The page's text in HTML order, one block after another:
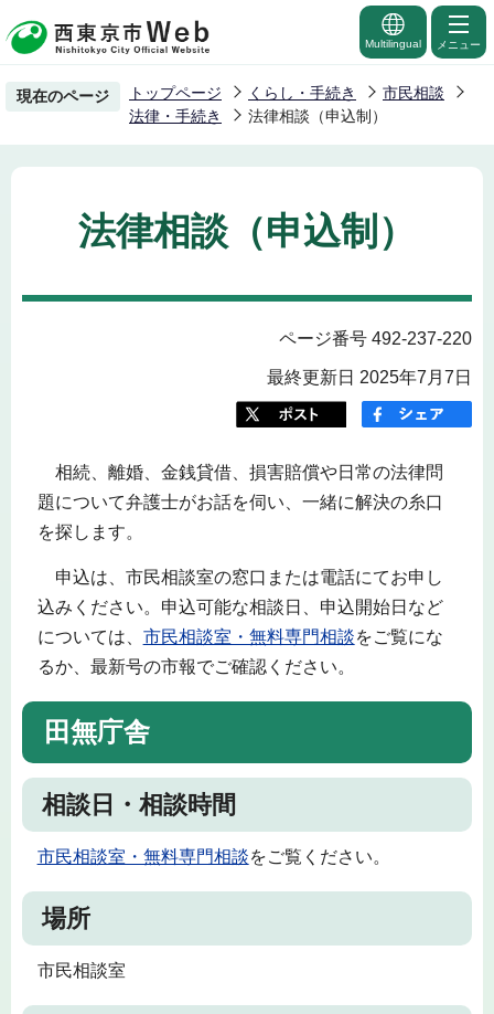
の
ー
Multilingual メニュー
現在のページ トップページ くらし・手続き
市民相談
法律・手続き
法律相談（申込制）
法律相談（申込制）
ページ番号 492-237-220
最終更新日 2025年7月7日
相続、離婚、金銭貸借、損害賠償や日常の法律問
題について弁護士がお話を伺い、一緒に解決の糸口
を探します。
申込は、市民相談室の窓口または電話にてお申し
込みください。申込可能な相談日、申込開始日など
については、 市民相談室・無料専門相談をご覧にな
るか、最新号の市報でご確認ください。
田無庁舎
相談日・相談時間
市民相談室・無料専門相談をご覧ください。
場所
市民相談室